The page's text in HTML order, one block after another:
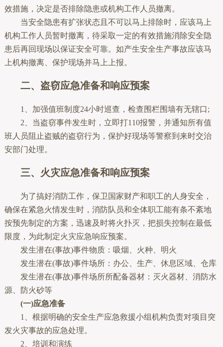
效措施，决定是否排除隐患或机构工作人员撤离。
当安全隐患有扩张状态且不可以马上排除时，应该马上
机构工作人员暂时撤离，待采取一定的有效措施消除安全隐
患后再回现场以保证安全可靠。如产生安全生产事故应该马
上机构撤离、保护现场并马上上报。
二、盗窃应急准备和响应预案
1、加强值班制度24小时巡查，检查围栏围墙有无辖口;
2、当盗窃事件发生时，立即打110报警，并通知所有值
班人员阻止盗贼的盗窃行为，保护好现场等警察到来时交治
安部门处理。
三、火灾应急准备和响应预案
为了搞好消防工作，保卫国家财产和职工的人身安全，
确保在紧急火情发生时，消防队员和全体职工能有条不紊地
按预先制定的方案，迅速及时将火扑灭，把损失控制在最低
限度，为此制定火灾应急响应预案。
发生潜在(事故)事件物质：吸烟、火种、明火
发生潜在(事故)事件场所：办公、生产、休息区域、仓库
发生潜在(事故)事件场所所配备器材：灭火器材、消防水
源、防火砂等
(一)应急准备
1、根据明确的安全生产应急救援小组机构负责对项目突
发火灾事故的应急处理。
2、培训和演练